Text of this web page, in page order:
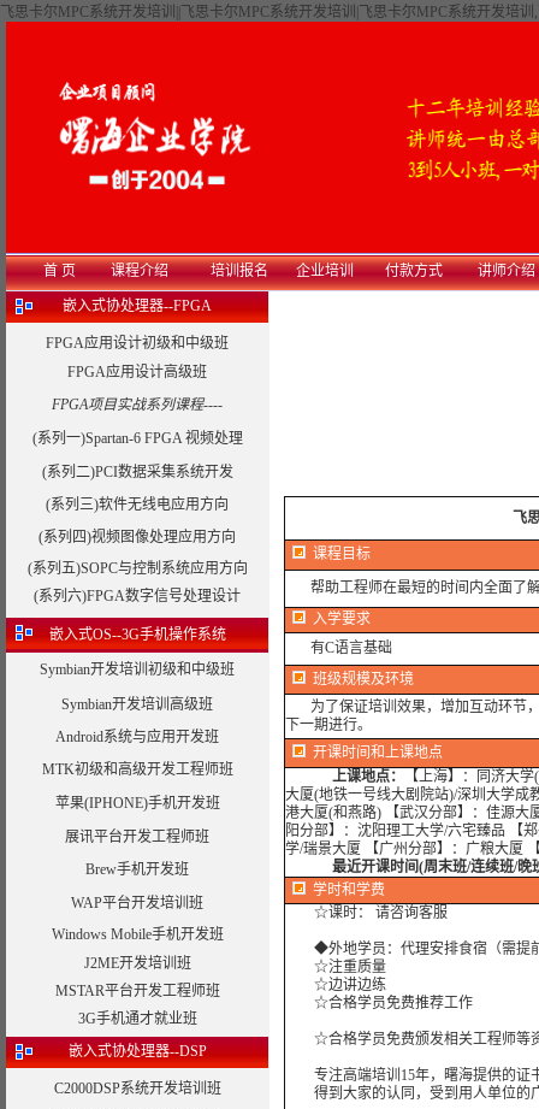
飞思卡尔MPC系统开发培训||飞思卡尔MPC系统开发培训|飞思卡尔MPC系统开发培
首 页 课程介绍 培训报名 企业培训 付款方式 讲师介绍
嵌入式协处理器--FPGA
FPGA应用设计初级和中级班
FPGA应用设计高级班
FPGA项目实战系列课程----
(系列一)Spartan-6 FPGA 视频处理
(系列二)PCI数据采集系统开发
(系列三)软件无线电应用方向
(系列四)视频图像处理应用方向
(系列五)SOPC与控制系统应用方向
(系列六)FPGA数字信号处理设计
嵌入式OS--3G手机操作系统
Symbian开发培训初级和中级班
Symbian开发培训高级班
Android系统与应用开发班
MTK初级和高级开发工程师班
苹果(IPHONE)手机开发班
展讯平台开发工程师班
Brew手机开发班
WAP平台开发培训班
Windows Mobile手机开发班
J2ME开发培训班
MSTAR平台开发工程师班
3G手机通才就业班
嵌入式协处理器--DSP
C2000DSP系统开发培训班
飞
课程目标
帮助工程师在最短的时间内全面了
入学要求
有C语言基础
班级规模及环境
为了保证培训效果，增加互动环节，
下一期进行。
开课时间和上课地点
上课地点：
【上海】：同济大
大厦(地铁一号线大剧院站)/深圳大学成
港大厦(和燕路) 【武汉分部】：佳源大
阳分部】：沈阳理工大学/六宅臻品 【
学/瑞景大厦 【广州分部】：广粮大厦
最近开课时间(周末班/连续班/晚
学时和学费
☆课时： 请咨询客服
◆外地学员：代理安排食宿（需提
☆注重质量
☆边讲边练
☆合格学员免费推荐工作
☆合格学员免费颁发相关工程师等
专注高端培训15年，曙海提供的证
得到大家的认同，受到用人单位的